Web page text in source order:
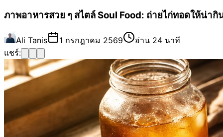
ภาพอาหารสวย ๆ สไตล์ Soul Food: ถ่ายไก่ทอดให้น่ากิ
Ali Tanis 1 กรกฎาคม 2569
อ่าน 24 นาที
แชร์: